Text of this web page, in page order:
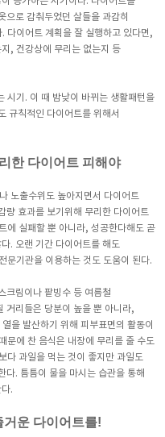
으로 감춰두었던 살들을 과감히
다이어트 계획을 잘 실행하고 있다면,
, 건강상에 무리는 없는지 등
시기. 이 때 밤낮이 바뀌는 생활패턴을
규칙적인 다이어트를 위해서
한 다이어트 피해야
노출수위도 높아지면서 다이어트
량 효과를 보기위해 무리한 다이어트
에 실패할 뿐 아니라, 성공한다해도 곧
. 오랜 기간 다이어트를 해도
문기관을 이용하는 것도 도움이 된다.
크림이나 팥빙수 등 여름철
거리들은 당분이 높을 뿐 아니라,
을 발산하기 위해 피부표면의 활동이
문에 찬 음식은 내장에 무리를 줄 수도
다 과일을 먹는 것이 좋지만 과일도
다. 틈틈이 물을 마시는 습관을 통해
.
운 다이어트를!